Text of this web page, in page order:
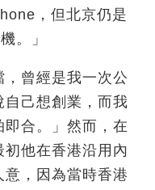
，但北京仍是
。」
曾經是我一次公
自己想創業，而我
合。」然而，在
他在香港沿用內
，因為當時香港